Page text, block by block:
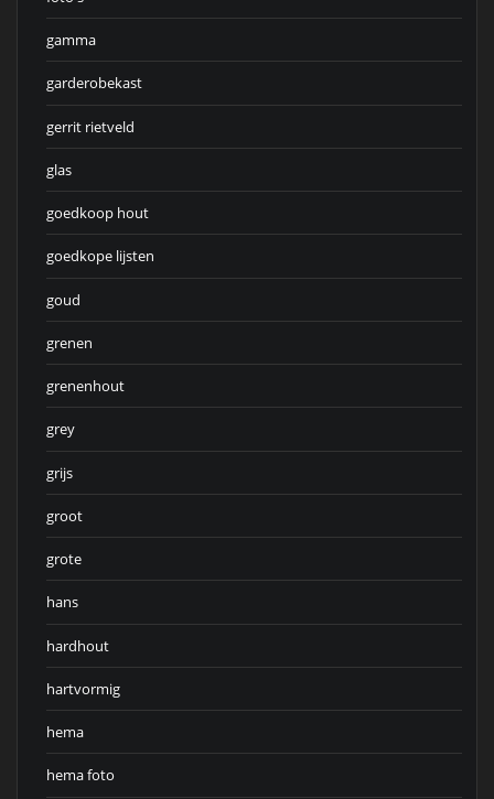
gamma
garderobekast
gerrit rietveld
glas
goedkoop hout
goedkope lijsten
goud
grenen
grenenhout
grey
grijs
groot
grote
hans
hardhout
hartvormig
hema
hema foto